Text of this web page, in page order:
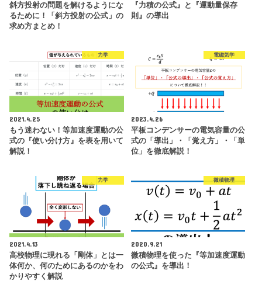
斜方投射の問題を解けるようにな
るために！「斜方投射の公式」の
求め方まとめ！
『力積の公式』と『運動量保存
則』の導出
力学
2021.4.25
もう迷わない！等加速度運動の公
式の『使い分け方』を表を用いて
解説！
電磁気学
2023.4.26
平板コンデンサーの電気容量の公
式の「導出」・「覚え方」・「単
位」を徹底解説！
力学
2021.4.13
高校物理に現れる「剛体」とは一
体何か、何のためにあるのかをわ
かりやすく解説
微積物理
2020.9.21
微積物理を使った『等加速度運動
の公式』を導出！